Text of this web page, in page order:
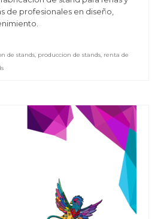
de profesionales en diseño,
de stands, produccion de stands, renta de